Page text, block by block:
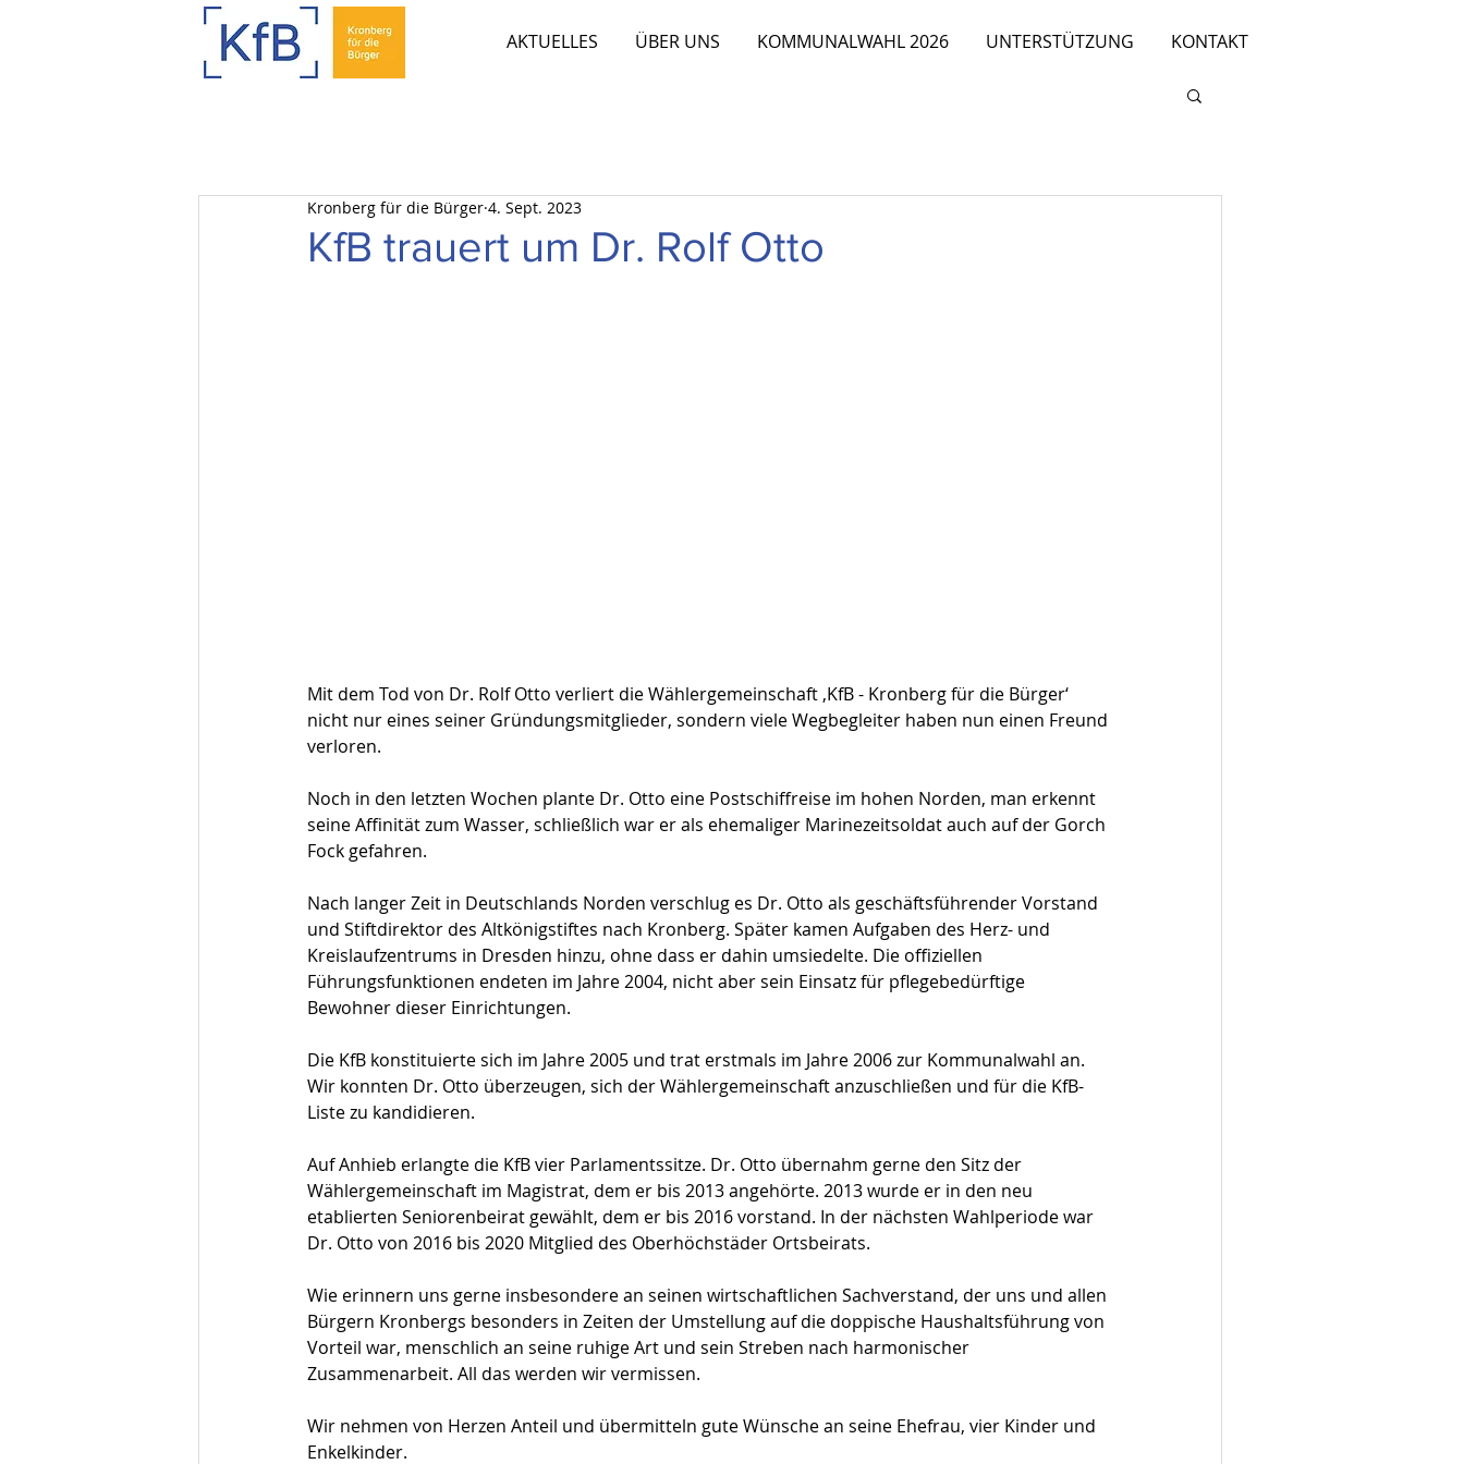
AKTUELLES ÜBER UNS KOMMUNALWAHL 2026 UNTERSTÜTZUNG KONTAKT
KfB trauert um Dr. Rolf Otto
Kronberg für die Bürger 4. Sept. 2023
Mit dem Tod von Dr. Rolf Otto verliert die Wählergemeinschaft ‚KfB - Kronberg für die Bürger‘
nicht nur eines seiner Gründungsmitglieder, sondern viele Wegbegleiter haben nun einen Freund
verloren.
Noch in den letzten Wochen plante Dr. Otto eine Postschiffreise im hohen Norden, man erkennt
seine Affinität zum Wasser, schließlich war er als ehemaliger Marinezeitsoldat auch auf der Gorch
Fock gefahren.
Nach langer Zeit in Deutschlands Norden verschlug es Dr. Otto als geschäftsführender Vorstand
und Stiftdirektor des Altkönigstiftes nach Kronberg. Später kamen Aufgaben des Herz- und
Kreislaufzentrums in Dresden hinzu, ohne dass er dahin umsiedelte. Die offiziellen
Führungsfunktionen endeten im Jahre 2004, nicht aber sein Einsatz für pflegebedürftige
Bewohner dieser Einrichtungen.
Die KfB konstituierte sich im Jahre 2005 und trat erstmals im Jahre 2006 zur Kommunalwahl an.
Wir konnten Dr. Otto überzeugen, sich der Wählergemeinschaft anzuschließen und für die KfB-
Liste zu kandidieren.
Auf Anhieb erlangte die KfB vier Parlamentssitze. Dr. Otto übernahm gerne den Sitz der
Wählergemeinschaft im Magistrat, dem er bis 2013 angehörte. 2013 wurde er in den neu
etablierten Seniorenbeirat gewählt, dem er bis 2016 vorstand. In der nächsten Wahlperiode war
Dr. Otto von 2016 bis 2020 Mitglied des Oberhöchstäder Ortsbeirats.
Wie erinnern uns gerne insbesondere an seinen wirtschaftlichen Sachverstand, der uns und allen
Bürgern Kronbergs besonders in Zeiten der Umstellung auf die doppische Haushaltsführung von
Vorteil war, menschlich an seine ruhige Art und sein Streben nach harmonischer
Zusammenarbeit. All das werden wir vermissen.
Wir nehmen von Herzen Anteil und übermitteln gute Wünsche an seine Ehefrau, vier Kinder und
Enkelkinder.